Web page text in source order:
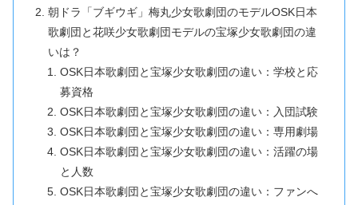
朝ドラ「ブギウギ」梅丸少女歌劇団のモデルOSK日本
歌劇団と花咲少女歌劇団モデルの宝塚少女歌劇団の違
いは？
OSK日本歌劇団と宝塚少女歌劇団の違い：学校と応
募資格
OSK日本歌劇団と宝塚少女歌劇団の違い：入団試験
OSK日本歌劇団と宝塚少女歌劇団の違い：専用劇場
OSK日本歌劇団と宝塚少女歌劇団の違い：活躍の場
と人数
OSK日本歌劇団と宝塚少女歌劇団の違い：ファンへ